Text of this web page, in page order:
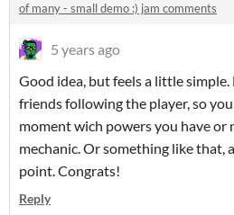
of many - small demo :) jam comments
5 years ago
Good idea, but feels a little
friends following the player, so
moment wich powers you have or
mechanic. Or something like that,
point. Congrats!
Reply